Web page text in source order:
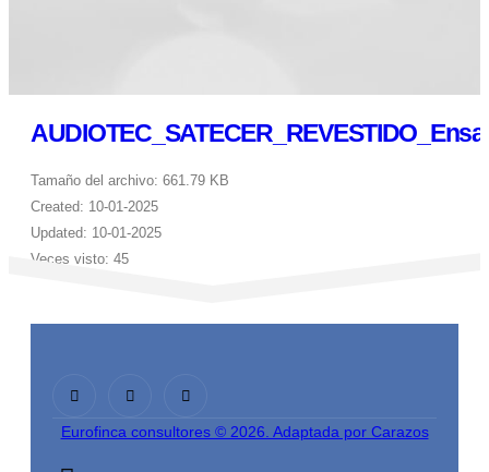
Tamaño del archivo: 661.79 KB
Created: 10-01-2025
Updated: 10-01-2025
Veces visto: 45
Eurofinca consultores © 2026. Adaptada por Carazos